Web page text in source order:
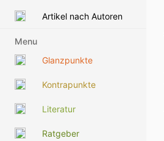
Artikel nach Autoren
Menu
Glanzpunkte
Kontrapunkte
Literatur
Ratgeber